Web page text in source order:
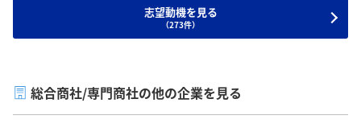
成長に繋げたいと考えています。また自身の社交的な性格を
活かし、社員の方々との交流を深めることで貴社の企業文化
志望動機を見る
（273件）
総合商社/専門商社の他の企業を見る